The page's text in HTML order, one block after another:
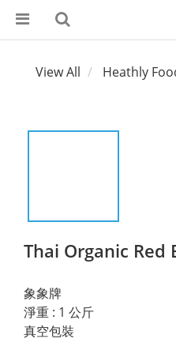
View All Heathly
Thai Organic Red
象象牌
淨重 : 1 公斤
真空包裝